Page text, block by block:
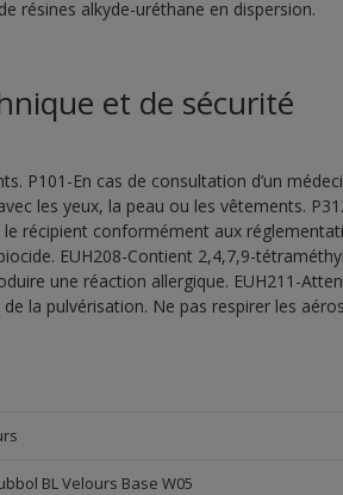
résines alkyde-uréthane en dispersion.
et de sécurité
P101-En cas de consultation d’un
les yeux, la peau ou les vêtements.
récipient conformément aux
EUH208-Contient 2,4,7,9-
une réaction allergique. EUH211-
la pulvérisation. Ne pas respirer les
BL Velours Base W05